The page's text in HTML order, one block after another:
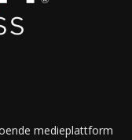
medieplattform